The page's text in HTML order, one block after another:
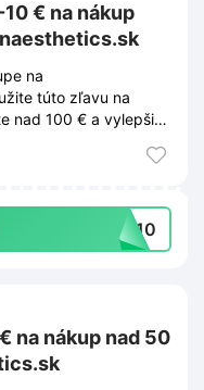
€ na nákup
na
túto zľavu na
nad 100 € a vylepšite
ON10
na nákup nad 50